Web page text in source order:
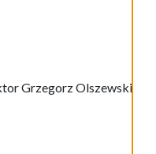
Grzegorz Olszewski